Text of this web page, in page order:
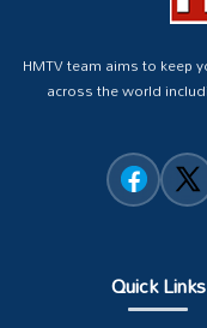
HMTV team aims to keep
across the world
Quick Links